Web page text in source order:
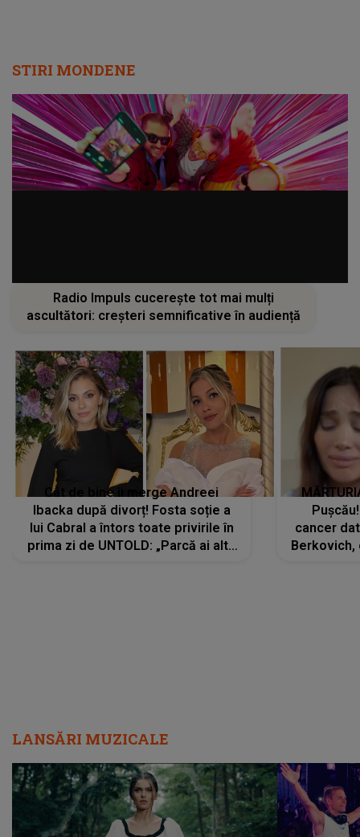
STIRI MONDENE
Radio Impuls cucerește tot mai mulți
ascultători: creșteri semnificative în audiență
Cât de bine îi merge Andreei
Ibacka după divorț! Fosta soție a
lui Cabral a întors toate privirile în
prima zi de UNTOLD: „Parcă ai altă
cancer
Berkovich,
LANSĂRI MUZICALE